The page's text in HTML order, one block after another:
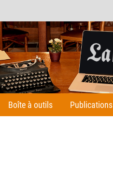
Boîte à outils Publications